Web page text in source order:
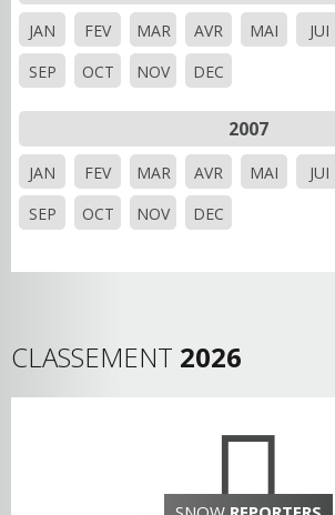
JAN FEV MAR AVR MAI JUI
SEP
OCT NOV DEC
2007
JAN FEV MAR AVR MAI JUI
SEP
OCT NOV DEC
CLASSEMENT 2026